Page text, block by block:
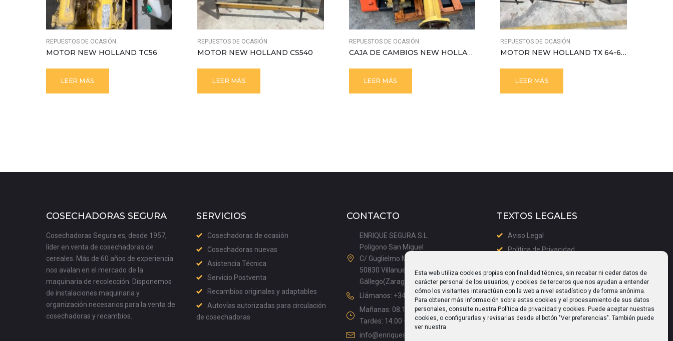
Esta web utiliza cookies propias con finalidad técnica, sin recabar ni ceder datos de
carácter personal de los usuarios, y cookies de terceros que nos ayudan a entender
cómo los visitantes interactúan con la web a nivel estadístico y de forma anónima.
Para obtener más información sobre estas cookies y el procesamiento de sus datos
personales, consulte nuestra Política de privacidad y cookies. Puede aceptar nuestras
cookies, o configurarlas y revisarlas desde el botón "Ver preferencias". También puede
ver nuestra
REPUESTOS DE OCASIÓN
MOTOR NEW HOLLAND TC56
LEER MÁS
REPUESTOS DE OCASIÓN
MOTOR NEW HOLLAND CS540
LEER MÁS
REPUESTOS DE OCASIÓN
CAJA DE CAMBIOS NEW HOLLAND TX
LEER MÁS
REPUESTOS DE OCASIÓN
MOTOR NEW HOLLAND TX 64-65-66
LEER MÁS
COSECHADORAS SEGURA
Cosechadoras Segura es, desde 1957,
líder en venta de cosechadoras de
cereales. Más de 60 años de experiencia
nos avalan en el mercado de la
maquinaria de recolección. Disponemos
de instalaciones maquinaria y
organización necesarios para la venta de
cosechadoras y recambios.
SERVICIOS
Cosechadoras de ocasión
Cosechadoras nuevas
Asistencia Técnica
Servicio Postventa
Recambios originales y adaptables
Autovías autorizadas para circulación
de cosechadoras
CONTACTO
ENRIQUE SEGURA S.L.
Polígono San Miguel
C/ Guglielmo Marconi, 9
50830 Villanueva de
Gállego(Zaragoza), España
Llámanos: +34 976 18 50 20
Mañanas: 08.15 – 13.00
Tardes: 14.00 – 17.15
info@enriquesegura.com
TEXTOS LEGALES
Aviso Legal
Política de Privacidad